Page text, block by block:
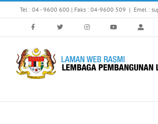
to
Tel : 04 - 9600 600 | Faks : 04-9600 509 | Emel :